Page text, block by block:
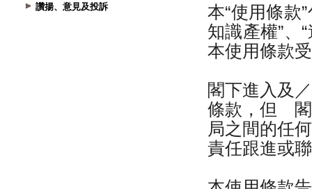
讚揚、意見及投訴